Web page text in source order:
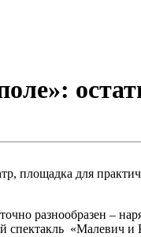
площадка для
разнообразен –
спектакль «Малевич и